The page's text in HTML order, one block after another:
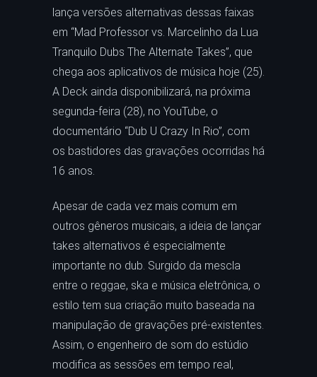
lança versões alternativas dessas faixas
em “Mad Professor vs. Marcelinho da Lua
Tranquilo Dubs The Alternate Takes”, que
chega aos aplicativos de música hoje (25).
A Deck ainda disponibilizará, na próxima
segunda-feira (28), no YouTube, o
documentário “Dub U Crazy In Rio”, com
os bastidores das gravações ocorridas há
16 anos.
Apesar de cada vez mais comum em
outros gêneros musicais, a ideia de lançar
takes alternativos é especialmente
importante no dub. Surgido da mescla
entre o reggae, ska e música eletrônica, o
estilo tem sua criação muito baseada na
manipulação de gravações pré-existentes.
Assim, o engenheiro de som do estúdio
modifica as sessões em tempo real,